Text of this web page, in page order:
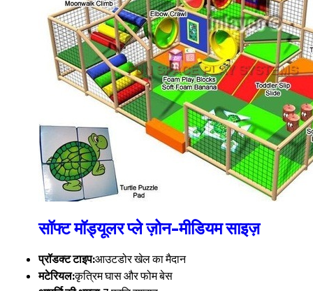
सॉफ्ट मॉड्यूलर प्ले ज़ोन-मीडियम साइज़
प्रॉडक्ट टाइप:आउटडोर खेल का मैदान
मटेरियल:कृत्रिम घास और फोम बेस